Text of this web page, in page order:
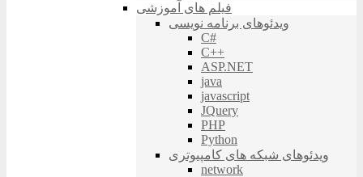
فیلم های آموزشی
ویدئوهای برنامه نویسی
C#
C++
ASP.NET
java
javascript
JQuery
PHP
Python
ویدئوهای شبکه های کامپیوتری
network